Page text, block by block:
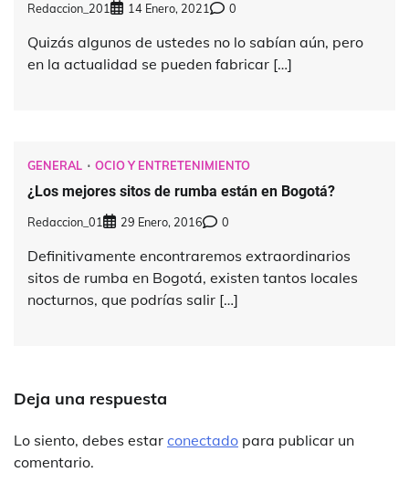
Redaccion_201 14 Enero, 2021 0
Quizás algunos de ustedes no lo sabían aún, pero
en la actualidad se pueden fabricar […]
GENERAL OCIO Y ENTRETENIMIENTO
¿Los mejores sitos de rumba están en Bogotá?
Redaccion_01 29 Enero, 2016 0
Definitivamente encontraremos extraordinarios
sitos de rumba en Bogotá, existen tantos locales
nocturnos, que podrías salir […]
Deja una respuesta
Lo siento, debes estar conectado para publicar un
comentario.